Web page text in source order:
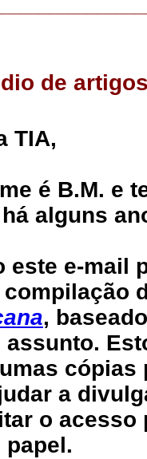
de
TIA,
é B.M. e
alguns
este e-mail
,
cópias
a
o acesso
papel.